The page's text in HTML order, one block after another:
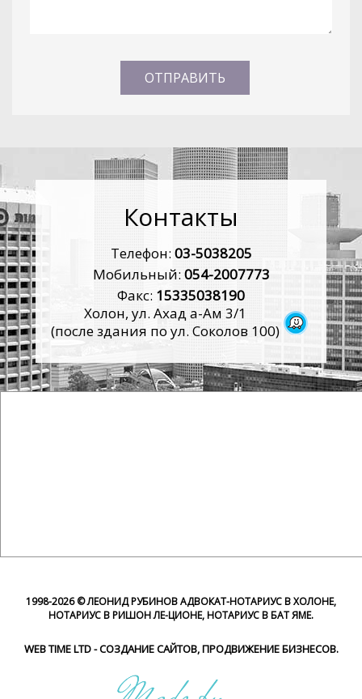
Контакты
Телефон: 03-5038205
Мобильный: 054-2007773
Факс: 15335038190
Холон, ул. Ахад а-Ам 3/1
(после здания по ул. Соколов 100)
1998-2026 © ЛЕОНИД РУБИНОВ АДВОКАТ-НОТАРИУС В ХОЛОНЕ,
НОТАРИУС В РИШОН ЛЕ-ЦИОНЕ, НОТАРИУС В БАТ ЯМЕ.
WEB TIME LTD - СОЗДАНИЕ САЙТОВ, ПРОДВИЖЕНИЕ БИЗНЕСОВ.